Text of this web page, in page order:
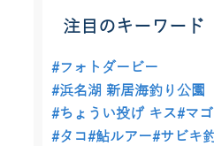
注目のキーワード
#フォトダービー
#浜名湖 新居海釣り公園
#ちょうい投げ キス#マ
#タコ#鮎ルアー#サビキ